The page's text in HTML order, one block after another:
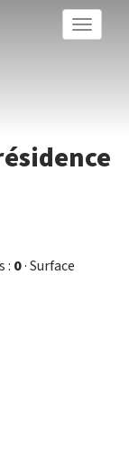
Toggle
: 0· Surface